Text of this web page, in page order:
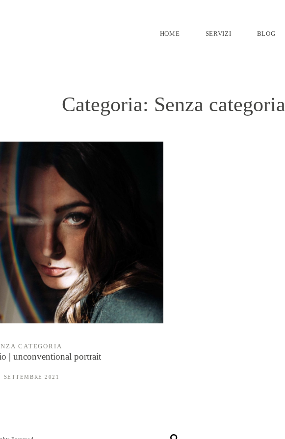
HOME SERVIZI BLOG
Categoria: Senza categoria
CATEGORIA
| unconventional portrait
SETTEMBRE 2021